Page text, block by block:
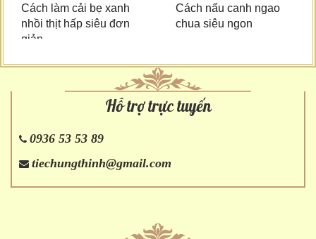
Cách làm cải bẹ xanh
nhồi thịt hấp siêu đơn
giản
Cách nấu canh ngao
chua siêu ngon
Hỗ trợ trực tuyến
0936 53 53 89
tiechungthinh@gmail.com